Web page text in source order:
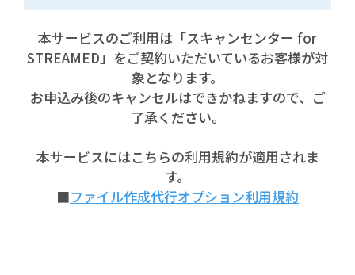
本サービスのご利用は「スキャンセンター for
STREAMED」をご契約いただいているお客様が対
象となります。
お申込み後のキャンセルはできかねますので、ご
了承ください。
本サービスにはこちらの利用規約が適用されま
す。
■ファイル作成代行オプション利用規約